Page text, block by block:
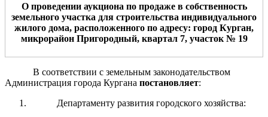
О проведении аукциона по продаже в собственность
земельного участка для строительства индивидуального
жилого дома, расположенного по адресу: город Курган,
микрорайон Пригородный, квартал 7, участок № 19
В соответствии с земельным законодательством
Администрация города Кургана постановляет:
Департаменту развития городского хозяйства: